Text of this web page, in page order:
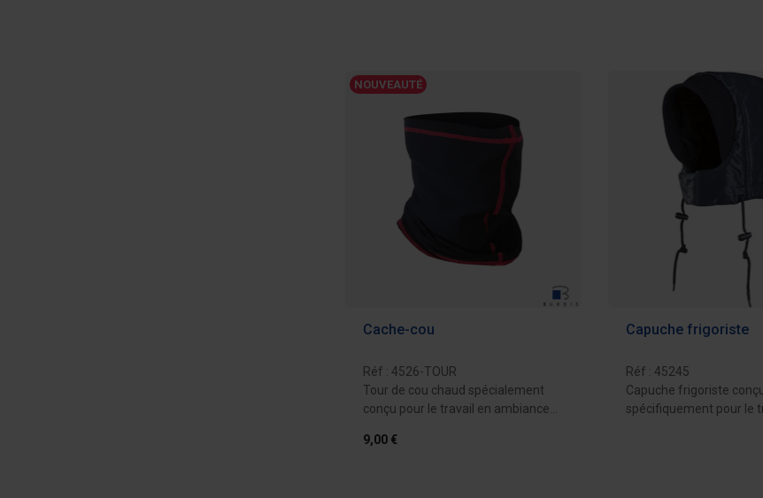
NOUVEAUTÉ
Cache-cou
Réf : 4526-TOUR
Tour de cou chaud spécialement
conçu pour le travail en ambiance
9,00 €
Capuche frigoriste
Réf : 45245
Capuche frigoriste
spécifiquement pour le